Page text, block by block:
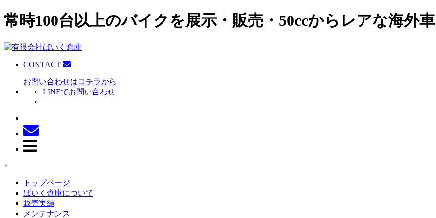
常時100台以上のバイクを展示・販売・50ccからレアな海外
CONTACT
お問い合わせはコチラから
LINEでお問い合わせ
×
トップページ
ばいく倉庫について
販売実績
メンテナンス